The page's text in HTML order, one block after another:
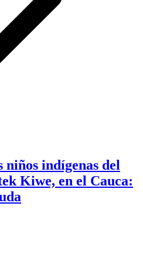
niños indígenas del
Kiwe, en el Cauca: